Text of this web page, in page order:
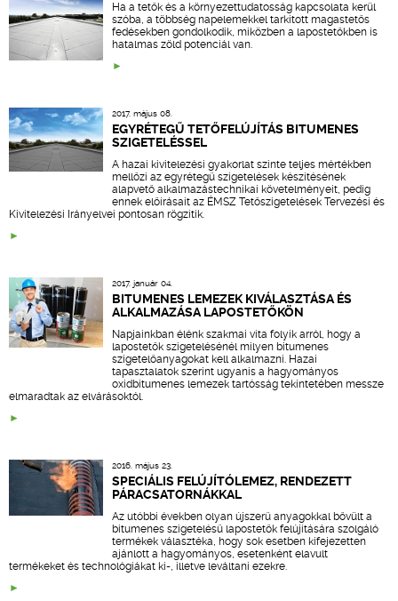
Ha a tetők és a környezettudatosság kapcsolata kerül
szóba, a többség napelemekkel tarkított magastetős
fedésekben gondolkodik, miközben a lapostetőkben is
hatalmas zöld potenciál van.
2017. május 08.
EGYRÉTEGŰ TETŐFELÚJÍTÁS BITUMENES
SZIGETELÉSSEL
A hazai kivitelezési gyakorlat szinte teljes mértékben
mellőzi az egyrétegű szigetelések készítésének
alapvető alkalmazástechnikai követelményeit, pedig
ennek előírásait az ÉMSZ Tetőszigetelések Tervezési és
Kivitelezési Irányelvei pontosan rögzítik.
2017. január 04.
BITUMENES LEMEZEK KIVÁLASZTÁSA ÉS
ALKALMAZÁSA LAPOSTETŐKÖN
Napjainkban élénk szakmai vita folyik arról, hogy a
lapostetők szigetelésénél milyen bitumenes
szigetelőanyagokat kell alkalmazni. Hazai
tapasztalatok szerint ugyanis a hagyományos
oxidbitumenes lemezek tartósság tekintetében messze
elmaradtak az elvárásoktól.
2016. május 23.
SPECIÁLIS FELÚJÍTÓLEMEZ, RENDEZETT
PÁRACSATORNÁKKAL
Az utóbbi években olyan újszerű anyagokkal bővült a
bitumenes szigetelésű lapostetők felújítására szolgáló
termékek választéka, hogy sok esetben kifejezetten
ajánlott a hagyományos, esetenként elavult
termékeket és technológiákat ki-, illetve leváltani ezekre.